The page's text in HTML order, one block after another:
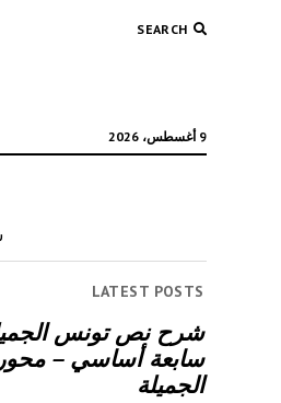
SEARCH
9 أغسطس، 2026
LATEST POSTS
شرح نص تونس
سابعة أساسي –
الجميلة